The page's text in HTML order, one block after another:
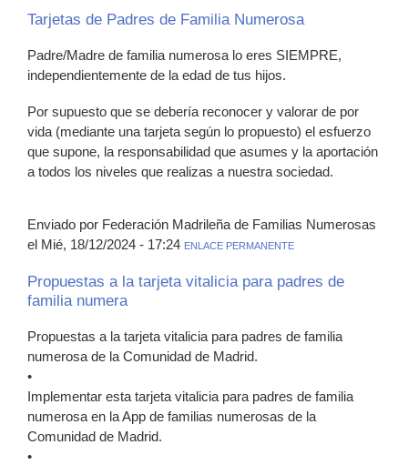
Tarjetas de Padres de Familia Numerosa
Padre/Madre de familia numerosa lo eres SIEMPRE,
independientemente de la edad de tus hijos.
Por supuesto que se debería reconocer y valorar de por
vida (mediante una tarjeta según lo propuesto) el esfuerzo
que supone, la responsabilidad que asumes y la aportación
a todos los niveles que realizas a nuestra sociedad.
Enviado por Federación Madrileña de Familias Numerosas
el Mié, 18/12/2024 - 17:24 ENLACE PERMANENTE
Propuestas a la tarjeta vitalicia para padres de
familia numera
Propuestas a la tarjeta vitalicia para padres de familia
numerosa de la Comunidad de Madrid.
•
Implementar esta tarjeta vitalicia para padres de familia
numerosa en la App de familias numerosas de la
Comunidad de Madrid.
•